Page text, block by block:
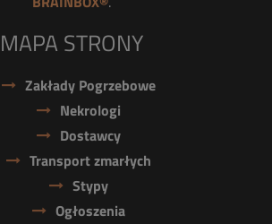
MAPA STRONY
Zakłady Pogrzebowe
Nekrologi
Dostawcy
Transport zmarłych
Stypy
Ogłoszenia